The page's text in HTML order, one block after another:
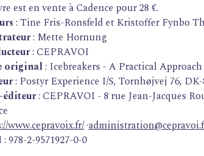
est en vente à Cadence pour 28 €.
: Tine Fris-Ronsfeld et Kristoffer Fynbo
: Mette Hornung
: CEPRAVOI
original : Icebreakers - A Practical
: Postyr Experience I/S, Tornhøjvej 76,
éditeur: CEPRAVOI - 8 rue Jean-Jacques
www.cepravoix.fr/·
: 978-2-9571927-0-0
chœur & orchestre
en milieu scolaire
& lien social